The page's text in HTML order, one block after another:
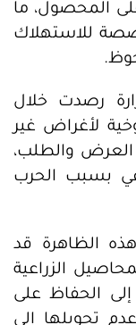
المحصول، ما
للاستهلاك
رصدت خلال
لأغراض غير
العرض والطلب،
بسبب الحرب
الظاهرة قد
الزراعية
إلى الحفاظ على
تحويلها إلى